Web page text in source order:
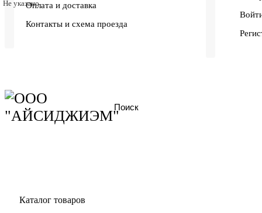
Оплата и доставка
Контакты и схема проезда
Каталог товаров
Не указано